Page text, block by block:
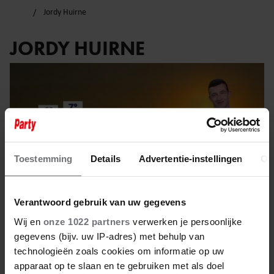
Toestemming Details Advertentie-instellingen
Verantwoord gebruik van uw gegevens
Wij en onze 1022 partners verwerken je persoonlijke
gegevens (bijv. uw IP-adres) met behulp van
technologieën zoals cookies om informatie op uw
apparaat op te slaan en te gebruiken met als doel
Jordy Huirne
JORDY HUIRNE
7 februari 2025